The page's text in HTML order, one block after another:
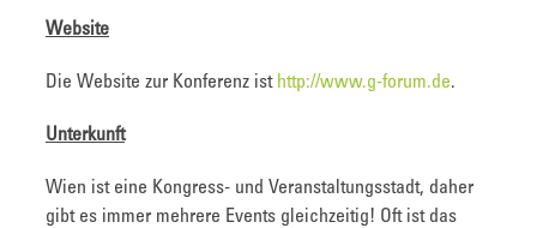
Website
Die Website zur Konferenz ist http://www.g-forum.de.
Unterkunft
Wien ist eine Kongress- und Veranstaltungsstadt, daher
gibt es immer mehrere Events gleichzeitig! Oft ist das